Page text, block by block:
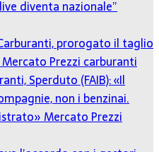
diventa nazionale”
prorogato il taglio
Mercato Prezzi carburanti
Sperduto (FAIB): «Il
non i benzinai.
Mercato Prezzi